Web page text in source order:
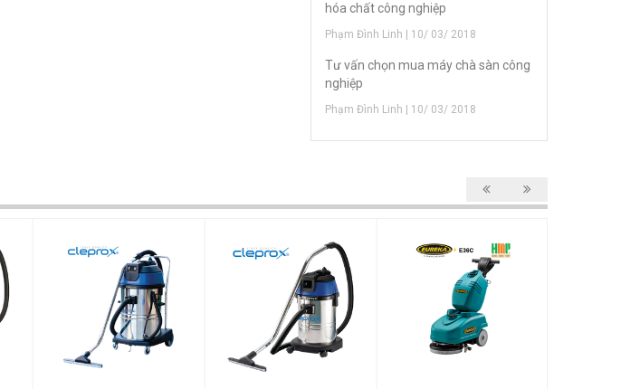
hóa chất công nghiệp
Phạm Đình Linh | 10/ 03/ 2018
Tư vấn chọn mua máy chà sàn công
nghiệp
Phạm Đình Linh | 10/ 03/ 2018